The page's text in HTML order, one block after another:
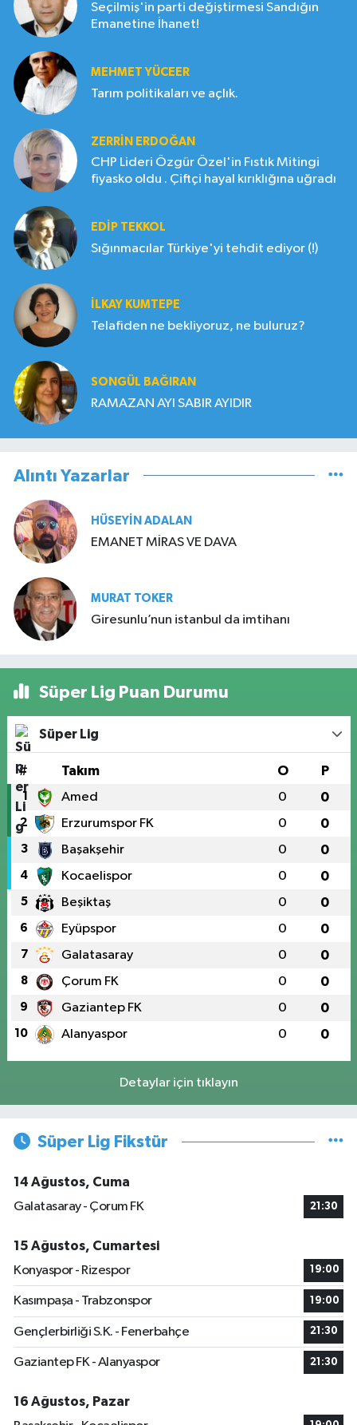
Seçilmiş'in parti değiştirmesi Sandığın
Emanetine İhanet!
MEHMET YÜCEER
Tarım politikaları ve açlık.
ZERRIN ERDOĞAN
CHP Lideri Özgür Özel'in Fıstık Mitingi
fiyasko oldu . Çiftçi hayal kırıklığına uğradı
EDIP TEKKOL
Sığınmacılar Türkiye'yi tehdit ediyor (!)
İLKAY KUMTEPE
Telafiden ne bekliyoruz, ne buluruz?
SONGÜL BAĞIRAN
RAMAZAN AYI SABIR AYIDIR
Alıntı Yazarlar
HÜSEYIN ADALAN
EMANET MİRAS VE DAVA
MURAT TOKER
Giresunlu’nun istanbul da imtihanı
Süper Lig Puan Durumu
Süper Lig
# Takım O P
1 Amed 0 0
2 Erzurumspor FK 0 0
3 Başakşehir 0 0
4 Kocaelispor 0 0
5 Beşiktaş 0 0
6 Eyüpspor 0 0
7 Galatasaray 0 0
8 Çorum FK 0 0
9 Gaziantep FK 0 0
10 Alanyaspor 0 0
Detaylar için tıklayın
Süper Lig Fikstür
14 Ağustos, Cuma
Galatasaray - Çorum FK
21:30
15 Ağustos, Cumartesi
Konyaspor - Rizespor
19:00
Kasımpaşa - Trabzonspor 19:00
Gençlerbirliği S.K. - Fenerbahçe 21:30
Gaziantep FK - Alanyaspor 21:30
16 Ağustos, Pazar